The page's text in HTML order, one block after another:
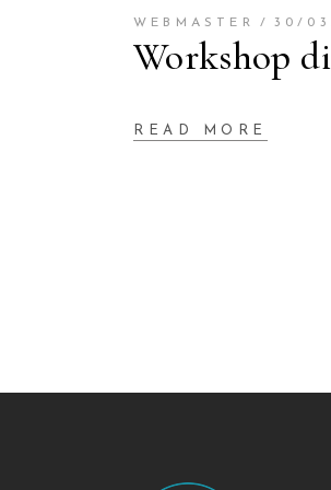
WEBMASTER 30/
Workshop
READ MORE